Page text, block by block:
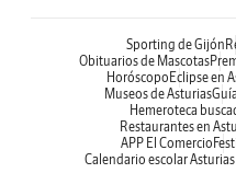
Sporting de Gijón
Obituarios de Mascotas
Horóscopo Eclipse en
Museos de Asturias
Hemeroteca
Restaurantes en
APP El Comercio
Calendario escolar